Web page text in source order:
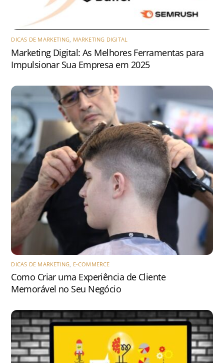
DICAS DE MARKETING, MARKETING DIGITAL
Marketing Digital: As Melhores Ferramentas para
Impulsionar Sua Empresa em 2025
DICAS DE MARKETING, E-COMMERCE
Como Criar uma Experiência de Cliente
Memorável no Seu Negócio